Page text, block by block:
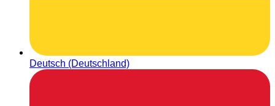
Deutsch (Deutschland)